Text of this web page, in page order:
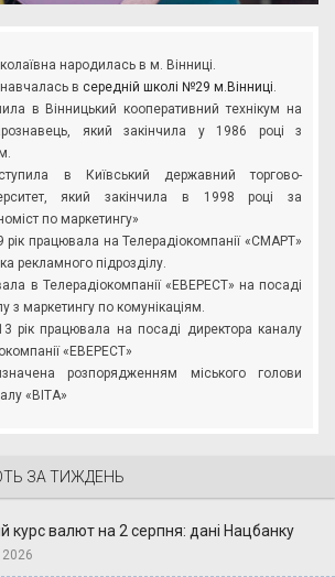
народилась в м. Вінниці.
в середній школі №29 м.Вінниці.
в Вінницький кооперативний технікум на
який закінчила у 1986 році з
в Київський державний торгово-
який закінчила в 1998 році за
по маркетингу»
працювала на Телерадіокомпанії «СМАРТ»
рекламного підрозділу.
в Телерадіокомпанії «ЕВЕРЕСТ» на посаді
з маркетингу по комунікаціям.
рік працювала на посаді директора каналу
«ЕВЕРЕСТ»
розпорядженням міського голови
«ВІТА»
ЗА ТИЖДЕНЬ
курс валют на 2 серпня: дані Нацбанку